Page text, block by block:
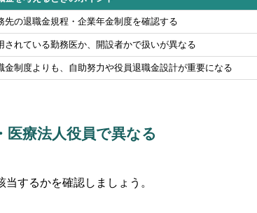
先の退職金規程・企業年金制度を確認する
されている勤務医か、開設者かで扱いが異なる
金制度よりも、自助努力や役員退職金設計が重要になる
医療法人役員で異なる
するかを確認しましょう。